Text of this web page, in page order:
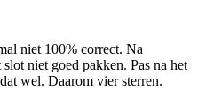
niet 100% correct. Na
niet goed pakken. Pas na het
wel. Daarom vier sterren.